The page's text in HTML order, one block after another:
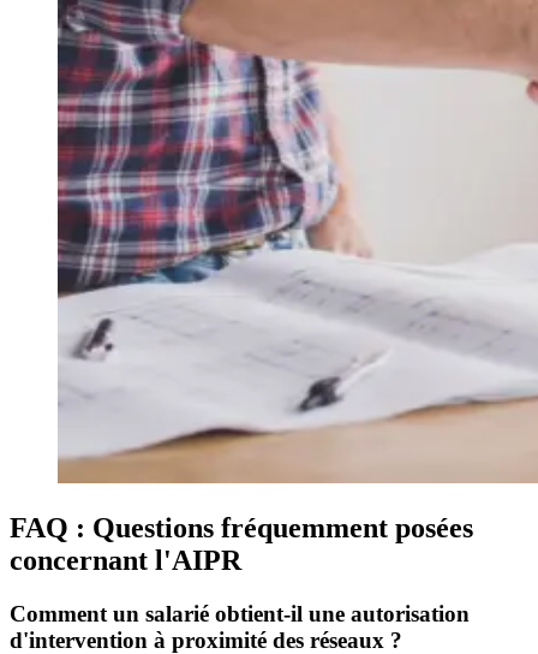
FAQ : Questions fréquemment posées
concernant l'AIPR
Comment un salarié obtient-il une autorisation
d'intervention à proximité des réseaux ?